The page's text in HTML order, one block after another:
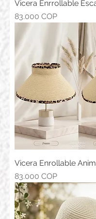
Vicera Enrrollable
Precio
83.000 COP
Vicera Enrollable
Precio
83.000 COP